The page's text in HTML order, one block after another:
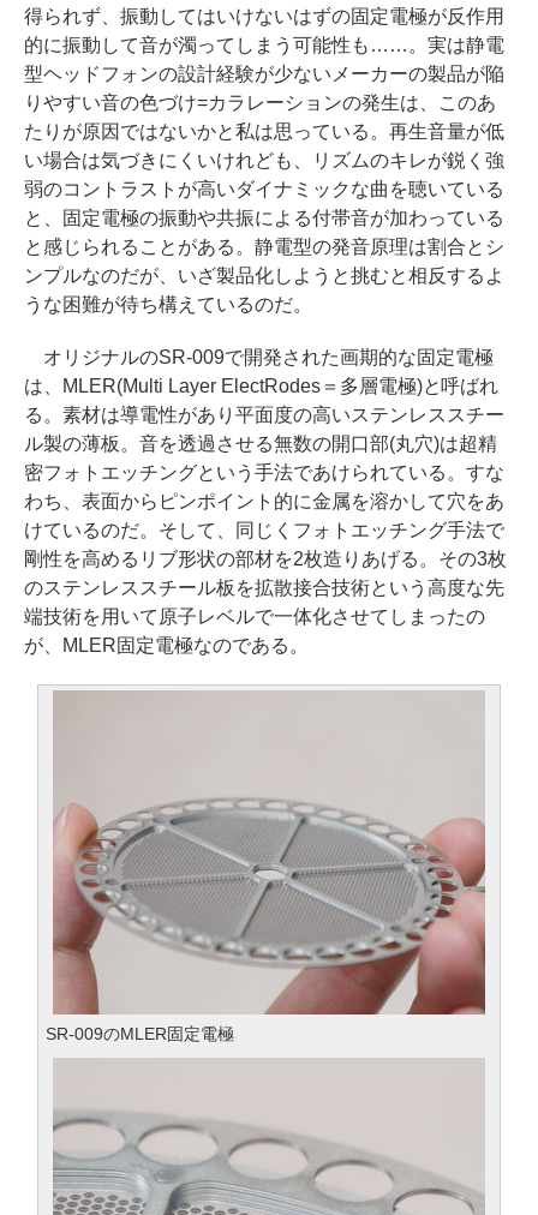
得られず、振動してはいけないはずの固定電極が反作用
的に振動して音が濁ってしまう可能性も……。実は静電
型ヘッドフォンの設計経験が少ないメーカーの製品が陥
りやすい音の色づけ=カラレーションの発生は、このあ
たりが原因ではないかと私は思っている。再生音量が低
い場合は気づきにくいけれども、リズムのキレが鋭く強
弱のコントラストが高いダイナミックな曲を聴いている
と、固定電極の振動や共振による付帯音が加わっている
と感じられることがある。静電型の発音原理は割合とシ
ンプルなのだが、いざ製品化しようと挑むと相反するよ
うな困難が待ち構えているのだ。
オリジナルのSR-009で開発された画期的な固定電極
は、MLER(Multi Layer ElectRodes＝多層電極)と呼ばれ
る。素材は導電性があり平面度の高いステンレススチー
ル製の薄板。音を透過させる無数の開口部(丸穴)は超精
密フォトエッチングという手法であけられている。すな
わち、表面からピンポイント的に金属を溶かして穴をあ
けているのだ。そして、同じくフォトエッチング手法で
剛性を高めるリブ形状の部材を2枚造りあげる。その3枚
のステンレススチール板を拡散接合技術という高度な先
端技術を用いて原子レベルで一体化させてしまったの
が、MLER固定電極なのである。
SR-009のMLER固定電極